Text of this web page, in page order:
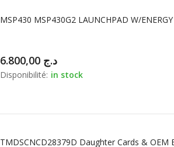
د.ج
Disponibilité: in stock